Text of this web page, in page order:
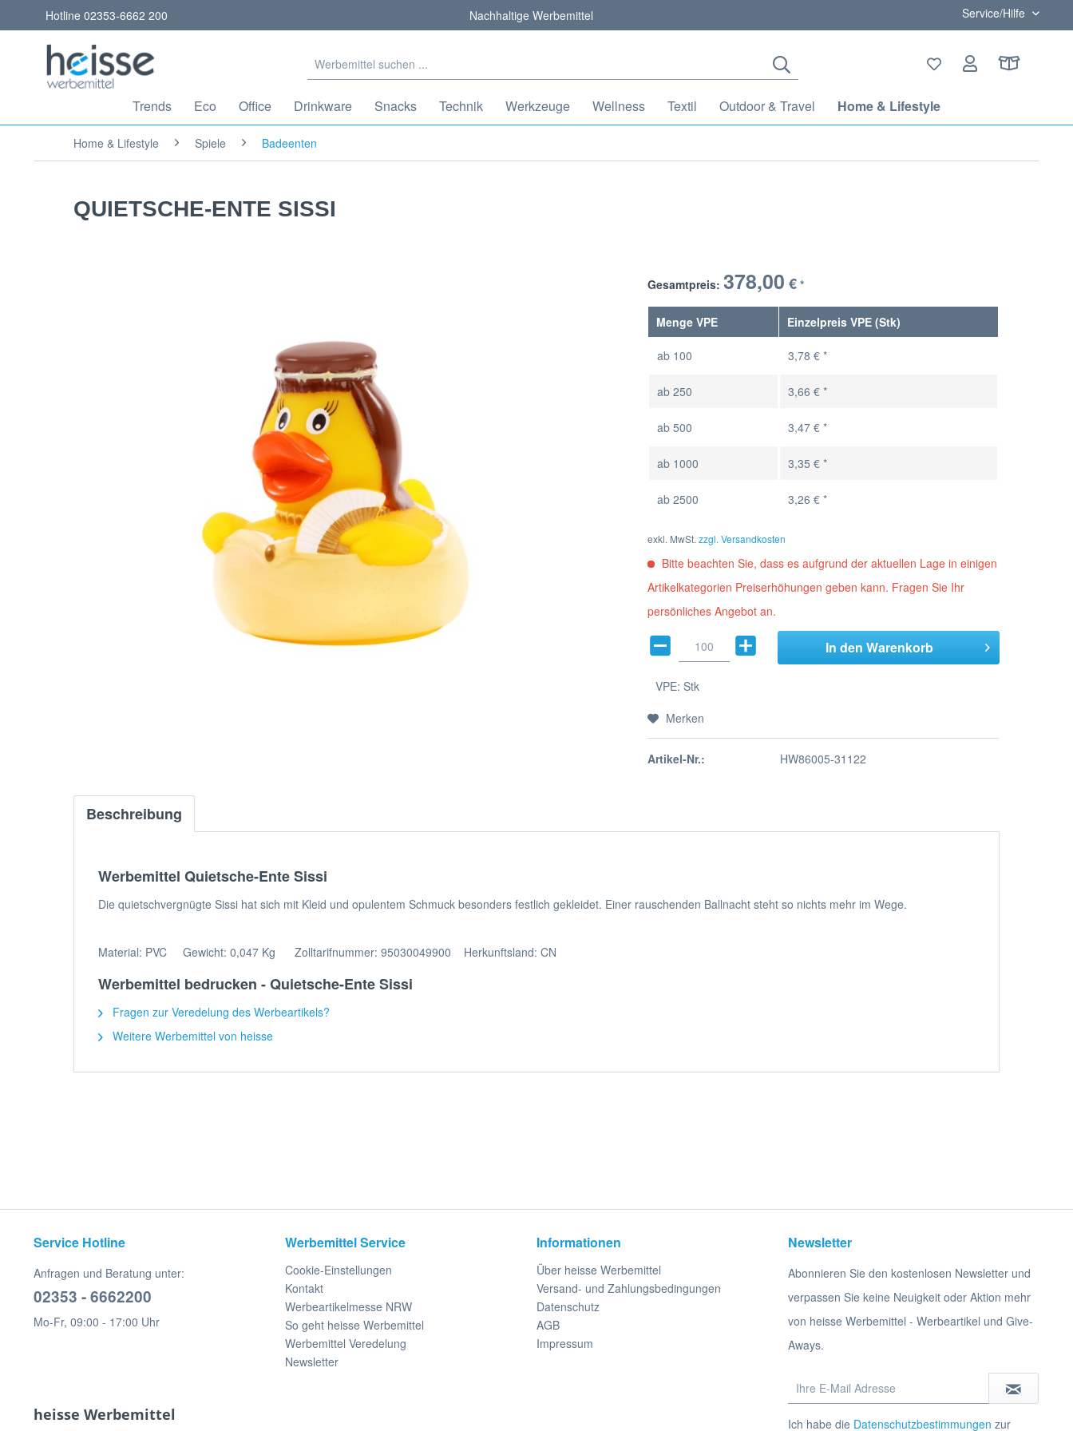
Hotline 02353-6662 200 Nachhaltige Werbemittel Service/Hilfe
Trends Eco Office Drinkware Snacks Technik Werkzeuge Wellness Textil Outdoor & Travel Home & Lifestyle
Home & Lifestyle Spiele Badeenten
QUIETSCHE-ENTE SISSI
Gesamtpreis:378,00 € *
Menge VPE Einzelpreis VPE (Stk)
ab 100 3,78 € *
ab250 3,66 € *
ab500 3,47 € *
ab 1000 3,35 € *
ab2500 3,26 € *
exkl. MwSt.zzgl. Versandkosten
Bitte beachten Sie, dass es aufgrund der aktuellen Lage in einigen
Artikelkategorien Preiserhöhungen geben kann. Fragen Sie Ihr
persönliches Angebot an.
VPE:Stk
In den Warenkorb
Merken
Artikel-Nr.: HW86005-31122
Beschreibung
Werbemittel Quietsche-Ente Sissi
Die quietschvergnügte Sissi hat sich mit Kleid und opulentem Schmuck besonders festlich gekleidet. Einer rauschenden Ballnacht steht so nichts mehr im Wege.
Material: PVC Gewicht: 0,047 Kg Zolltarifnummer: 95030049900 Herkunftsland: CN
Werbemittel bedrucken - Quietsche-Ente Sissi
Fragen zur Veredelung des Werbeartikels?
Weitere Werbemittel von heisse
Service Hotline
Anfragen und Beratung unter:
02353 - 6662200
Mo-Fr, 09:00 - 17:00 Uhr
heisse Werbemittel
Werbemittel Service
Cookie-Einstellungen
Kontakt
Werbeartikelmesse NRW
So geht heisse Werbemittel
Werbemittel Veredelung
Newsletter
Informationen
Über heisse Werbemittel
Versand- und Zahlungsbedingungen
Datenschutz
AGB
Impressum
Newsletter
Abonnieren Sie den kostenlosen Newsletter und
verpassen Sie keine Neuigkeit oder Aktion mehr
von heisse Werbemittel - Werbeartikel und Give-
Aways.
Ich habe die Datenschutzbestimmungen zur